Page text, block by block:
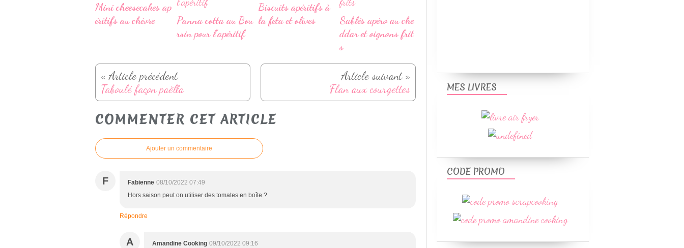
Mini cheesecakes ap
éritifs au chèvre
Panna cotta au Bou
rsin pour l'apéritif
Biscuits apéritifs à
la feta et olives
Sablés apéro au che
ddar et oignons frit
s
« Article précédent
Taboulé façon paëlla
Article suivant »
Flan aux courgettes
COMMENTER CET ARTICLE
Ajouter un commentaire
F Fabienne 08/10/2022 07:49
Hors saison peut on utiliser des tomates en boîte ?
Répondre
A Amandine Cooking 09/10/2022 09:16
MES LIVRES
CODE PROMO